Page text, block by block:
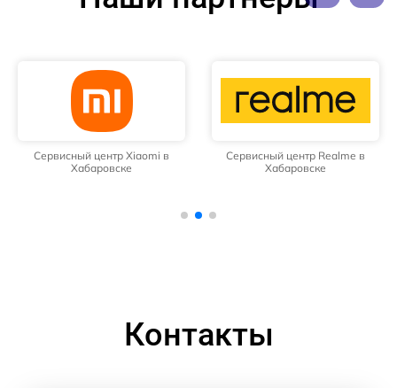
Сервисный центр Xiaomi в
Хабаровске
Сервисный центр Realme в
Хабаровске
Контакты